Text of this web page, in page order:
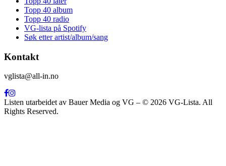
Topp 40 album
Topp 40 radio
VG-lista på Spotify
Søk etter artist/album/sang
Kontakt
vglista@all-in.no
Listen utarbeidet av Bauer Media og VG – © 2026 VG-Lista. All
Rights Reserved.